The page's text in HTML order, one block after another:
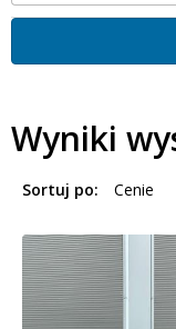
Wyniki
Sortuj po: Cenie